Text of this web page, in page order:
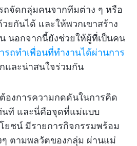
จัดกลุ่มคนจากทีมต่าง ๆ หรือ
ยกันได้ และให้พวกเขาสร้าง
นอกจากนี้ยังช่วยให้ผู้ที่เป็นคน
รถทำเพื่อนที่ทำงานได้ผ่านการ
และน่าสนใจร่วมกัน
องการความกดดันในการคิด
นที และนี่คือจุดที่แม่แบบ
ยชน์ มีรายการกิจกรรมพร้อม
ตามพลวัตของกลุ่ม ผ่านแม่